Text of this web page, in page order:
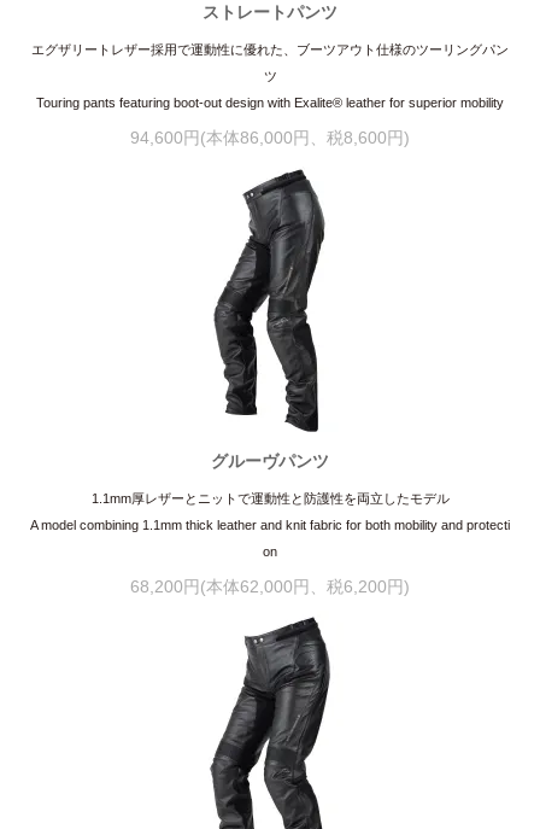
ストレートパンツ
エグザリートレザー採用で運動性に優れた、ブーツアウト仕様のツーリングパン
ツ
Touring pants featuring boot-out design with Exalite® leather for superior mobility
94,600円(本体86,000円、税8,600円)
グルーヴパンツ
1.1mm厚レザーとニットで運動性と防護性を両立したモデル
A model combining 1.1mm thick leather and knit fabric for both mobility and protecti
on
68,200円(本体62,000円、税6,200円)